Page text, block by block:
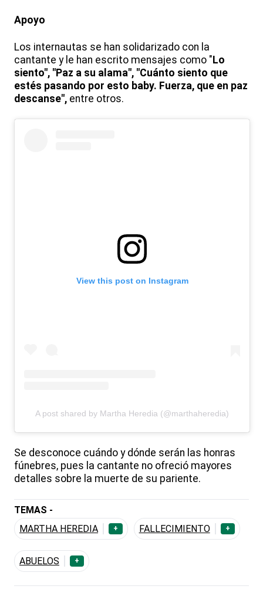
Apoyo
Los internautas se han solidarizado con la
cantante y le han escrito mensajes como " Lo
siento", "Paz a su alama", "Cuánto siento que
estés pasando por esto baby. Fuerza, que en paz
descanse", entre otros.
View this post on Instagram
A post shared by Martha Heredia (@marthaheredia)
Se desconoce cuándo y dónde serán las honras
fúnebres, pues la cantante no ofreció mayores
detalles sobre la muerte de su pariente.
TEMAS -
MARTHA HEREDIA
+ FALLECIMIENTO +
ABUELOS +